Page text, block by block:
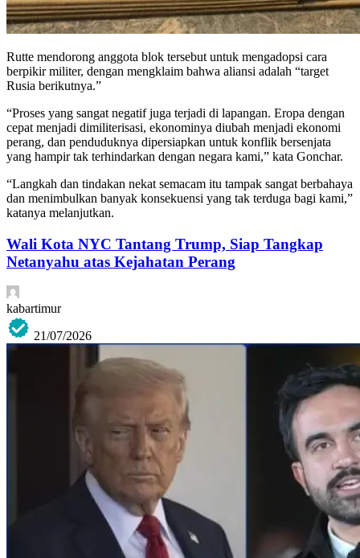
Rutte mendorong anggota blok tersebut untuk mengadopsi cara
berpikir militer, dengan mengklaim bahwa aliansi adalah “target
Rusia berikutnya.”
“Proses yang sangat negatif juga terjadi di lapangan. Eropa dengan
cepat menjadi dimiliterisasi, ekonominya diubah menjadi ekonomi
perang, dan penduduknya dipersiapkan untuk konflik bersenjata
yang hampir tak terhindarkan dengan negara kami,” kata Gonchar.
“Langkah dan tindakan nekat semacam itu tampak sangat berbahaya
dan menimbulkan banyak konsekuensi yang tak terduga bagi kami,”
katanya melanjutkan.
Wali Kota NYC Tantang Trump, Siap Tangkap
Netanyahu atas Kejahatan Perang
kabartimur
21/07/2026